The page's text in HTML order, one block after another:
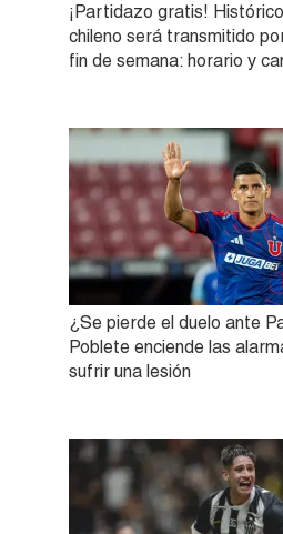
¡Partidazo gratis!
chileno será transmitido
fin de semana: horario y
¿Se pierde el duelo ante
Poblete enciende las
sufrir una lesión